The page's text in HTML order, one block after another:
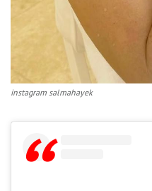
instagram salmahayek